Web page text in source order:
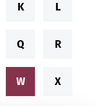
K L
Q R
W X